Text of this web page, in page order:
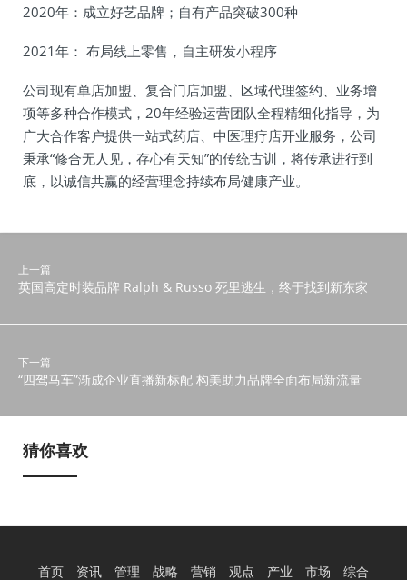
2020年：成立好艺品牌；自有产品突破300种
2021年： 布局线上零售，自主研发小程序
公司现有单店加盟、复合门店加盟、区域代理签约、业务增
项等多种合作模式，20年经验运营团队全程精细化指导，为
广大合作客户提供一站式药店、中医理疗店开业服务，公司
秉承“修合无人见，存心有天知”的传统古训，将传承进行到
底，以诚信共赢的经营理念持续布局健康产业。
上一篇
英国高定时装品牌 Ralph & Russo 死里逃生，终于找到新东家
下一篇
“四驾马车”渐成企业直播新标配 构美助力品牌全面布局新流量
猜你喜欢
首页 资讯 管理 战略 营销 观点 产业 市场 综合